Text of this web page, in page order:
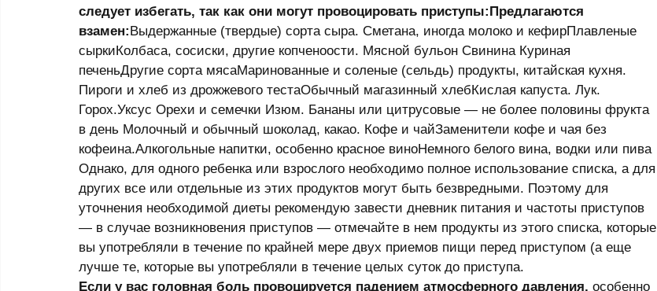
следует избегать, так как они могут провоцировать приступы:Предлагаются
взамен:Выдержанные (твердые) сорта сыра. Сметана, иногда молоко и кефирПлавленые
сыркиКолбаса, сосиски, другие копченоости. Мясной бульон Свинина Куриная
печеньДругие сорта мясаМаринованные и соленые (сельдь) продукты, китайская кухня.
Пироги и хлеб из дрожжевого тестаОбычный магазинный хлебКислая капуста. Лук.
Горох.Уксус Орехи и семечки Изюм. Бананы или цитрусовые — не более половины фрукта
в день Молочный и обычный шоколад, какао. Кофе и чайЗаменители кофе и чая без
кофеина.Алкогольные напитки, особенно красное виноНемного белого вина, водки или пива
Однако, для одного ребенка или взрослого необходимо полное использование списка, а для
других все или отдельные из этих продуктов могут быть безвредными. Поэтому для
уточнения необходимой диеты рекомендую завести дневник питания и частоты приступов
— в случае возникновения приступов — отмечайте в нем продукты из этого списка, которые
вы употребляли в течение по крайней мере двух приемов пищи перед приступом (а еще
лучше те, которые вы употребляли в течение целых суток до приступа.
Если у вас головная боль провоцируется падением атмосферного давления, особенно